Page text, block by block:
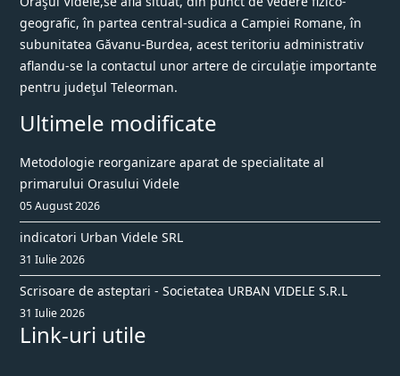
geografic, în partea central-sudica a Campiei Romane, în
subunitatea Găvanu-Burdea, acest teritoriu administrativ
aflandu-se la contactul unor artere de circulaţie importante
pentru judeţul Teleorman.
Ultimele modificate
Metodologie reorganizare aparat de specialitate al
primarului Orasului Videle
05 August 2026
indicatori Urban Videle SRL
31 Iulie 2026
Scrisoare de asteptari - Societatea URBAN VIDELE S.R.L
31 Iulie 2026
Link-uri utile